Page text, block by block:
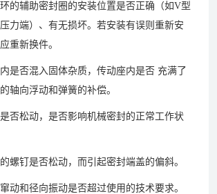
的辅助密封圈的安装位置是否正确（如V型
力端）、有无损坏。若安装有误则重新安
重新换件。
是否混入固体杂质，传动座内是否 充满了
轴向浮动和弹簧的补偿。
否松动，是否影响机械密封的正常工作状
螺钉是否松动，而引起密封端盖的偏斜。
动和径向振动是否超过使用的技术要求。